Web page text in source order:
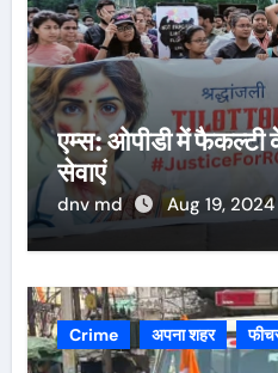
एम्स: ओपीडी में फैकल्टी
सेवाएं
dnv md Aug 19, 2024
Crime अपना शहर